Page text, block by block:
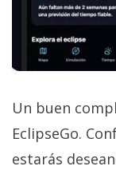
Un buen
EclipseGo.
estarás